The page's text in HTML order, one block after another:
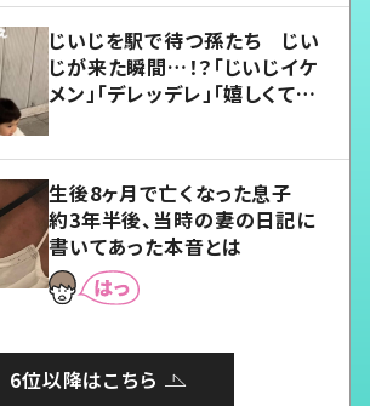
じいじを駅で待つ孫たち じい
じが来た瞬間…！？「じいじイケ
メン」「デレッデレ」「嬉しくて可
生後8ヶ月で亡くなった息子
約3年半後、当時の妻の日記に
書いてあった本音とは
6位以降はこちら